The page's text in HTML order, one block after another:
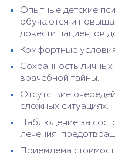
Опытные детские
обучаются и
довести пациентов
Комфортные
Сохранность
врачебной тайны.
Отсутствие
сложных ситуациях.
Наблюдение за
лечения,
Приемлема